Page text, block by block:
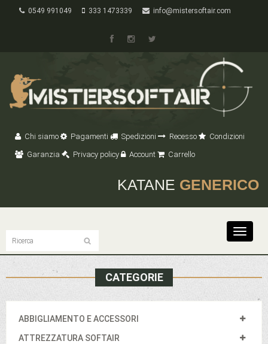
0549 991049 333 1473339 info@mistersoftair.com
Chi siamo Pagamenti Spedizioni Recesso
Condizioni
Garanzia
Privacy policy Account Carrello
KATANE GENERICO
Toggle
CATEGORIE
ABBIGLIAMENTO E ACCESSORI
ATTREZZATURA SOFTAIR